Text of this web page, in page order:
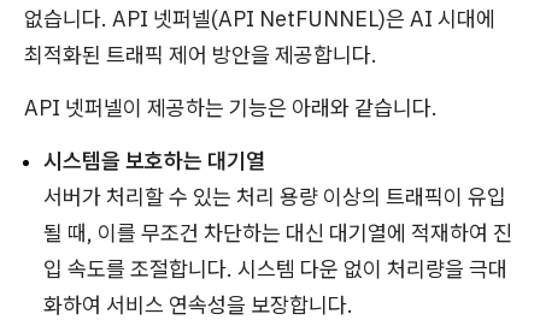
없습니다. API 넷퍼넬(API NetFUNNEL)은 AI 시대에
최적화된 트래픽 제어 방안을 제공합니다.
API 넷퍼넬이 제공하는 기능은 아래와 같습니다.
시스템을 보호하는 대기열
서버가 처리할 수 있는 처리 용량 이상의 트래픽이 유입
될 때, 이를 무조건 차단하는 대신 대기열에 적재하여 진
입 속도를 조절합니다. 시스템 다운 없이 처리량을 극대
화하여 서비스 연속성을 보장합니다.